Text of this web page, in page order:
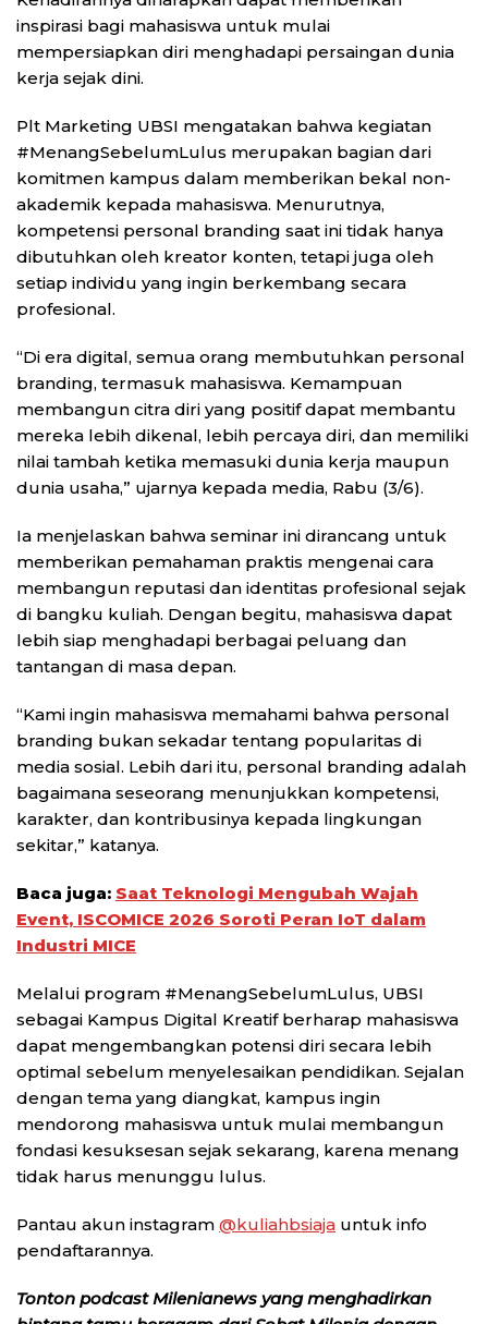
inspirasi bagi mahasiswa untuk mulai
mempersiapkan diri menghadapi persaingan dunia
kerja sejak dini.
Plt Marketing UBSI mengatakan bahwa kegiatan
#MenangSebelumLulus merupakan bagian dari
komitmen kampus dalam memberikan bekal non-
akademik kepada mahasiswa. Menurutnya,
kompetensi personal branding saat ini tidak hanya
dibutuhkan oleh kreator konten, tetapi juga oleh
setiap individu yang ingin berkembang secara
profesional.
“Di era digital, semua orang membutuhkan personal
branding, termasuk mahasiswa. Kemampuan
membangun citra diri yang positif dapat membantu
mereka lebih dikenal, lebih percaya diri, dan memiliki
nilai tambah ketika memasuki dunia kerja maupun
dunia usaha,” ujarnya kepada media, Rabu (3/6).
Ia menjelaskan bahwa seminar ini dirancang untuk
memberikan pemahaman praktis mengenai cara
membangun reputasi dan identitas profesional sejak
di bangku kuliah. Dengan begitu, mahasiswa dapat
lebih siap menghadapi berbagai peluang dan
tantangan di masa depan.
“Kami ingin mahasiswa memahami bahwa personal
branding bukan sekadar tentang popularitas di
media sosial. Lebih dari itu, personal branding adalah
bagaimana seseorang menunjukkan kompetensi,
karakter, dan kontribusinya kepada lingkungan
sekitar,” katanya.
Baca juga: Saat Teknologi Mengubah Wajah
Event, ISCOMICE 2026 Soroti Peran IoT dalam
Industri MICE
Melalui program #MenangSebelumLulus, UBSI
sebagai Kampus Digital Kreatif berharap mahasiswa
dapat mengembangkan potensi diri secara lebih
optimal sebelum menyelesaikan pendidikan. Sejalan
dengan tema yang diangkat, kampus ingin
mendorong mahasiswa untuk mulai membangun
fondasi kesuksesan sejak sekarang, karena menang
tidak harus menunggu lulus.
Pantau akun instagram @kuliahbsiaja untuk info
pendaftarannya.
Tonton podcast Milenianews yang menghadirkan